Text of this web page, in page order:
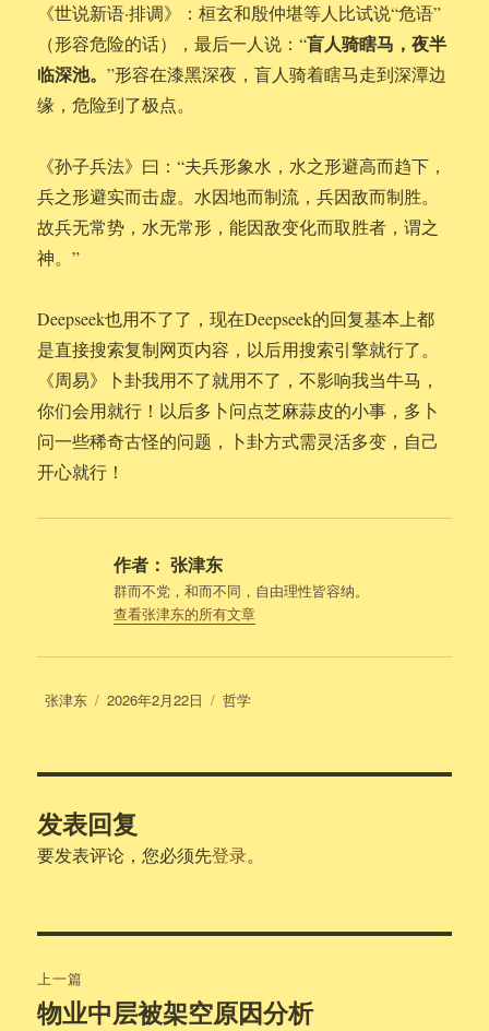
《世说新语·排调》：桓玄和殷仲堪等人比试说“危语”
（形容危险的话），最后一人说：“盲人骑瞎马，夜半
临深池。”形容在漆黑深夜，盲人骑着瞎马走到深潭边
缘，危险到了极点。
《孙子兵法》曰：“夫兵形象水，水之形避高而趋下，
兵之形避实而击虚。水因地而制流，兵因敌而制胜。
故兵无常势，水无常形，能因敌变化而取胜者，谓之
神。”
Deepseek也用不了了，现在Deepseek的回复基本上都
是直接搜索复制网页内容，以后用搜索引擎就行了。
《周易》卜卦我用不了就用不了，不影响我当牛马，
你们会用就行！以后多卜问点芝麻蒜皮的小事，多卜
问一些稀奇古怪的问题，卜卦方式需灵活多变，自己
开心就行！
作者： 张津东
群而不党，和而不同，自由理性皆容纳。
查看张津东的所有文章
作
张津东
发
2026年2月22日
分
哲学
发表回复
要发表评论，您必须先登录。
章
上一篇
上
物业中层被架空原因分析